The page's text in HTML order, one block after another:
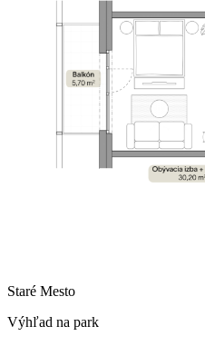
Staré Mesto
Výhľad na park